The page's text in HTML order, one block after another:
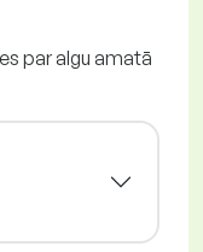
par algu amatā